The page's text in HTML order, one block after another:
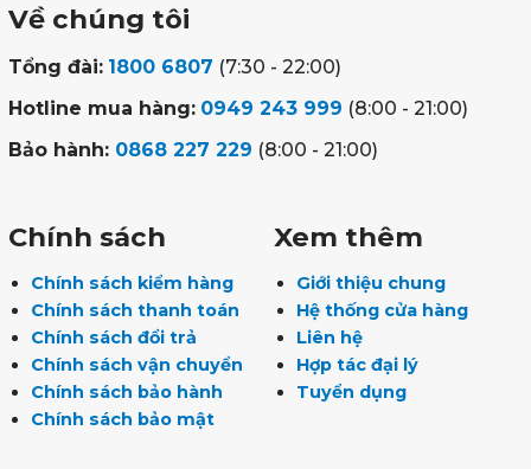
Về chúng tôi
Tổng đài: 1800 6807 (7:30 - 22:00)
Hotline mua hàng: 0949 243 999 (8:00 - 21:00)
Bảo hành: 0868 227 229 (8:00 - 21:00)
Chính sách
Chính sách kiểm hàng
Chính sách thanh toán
Chính sách đổi trả
Chính sách vận chuyển
Chính sách bảo hành
Chính sách bảo mật
Xem thêm
Giới thiệu chung
Hệ thống cửa hàng
Liên hệ
Hợp tác đại lý
Tuyển dụng